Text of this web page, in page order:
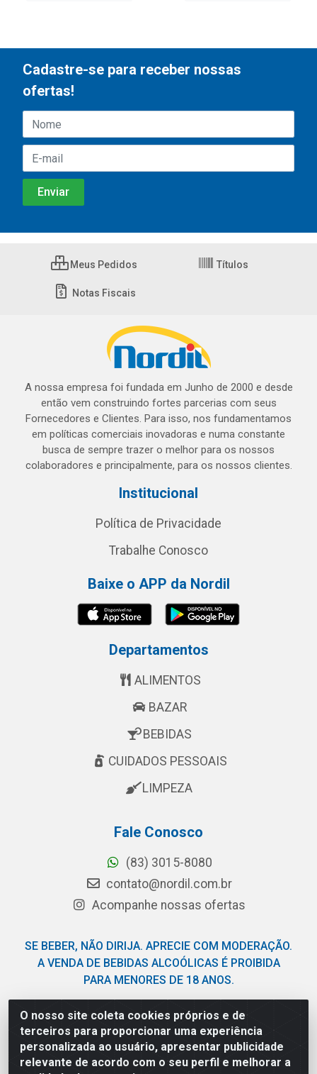
O nosso site coleta cookies próprios e de
terceiros para proporcionar uma experiência
personalizada ao usuário, apresentar publicidade
relevante de acordo com o seu perfil e melhorar a
Cadastre-se para receber nossas
ofertas!
Meus Pedidos Títulos
Notas Fiscais
A nossa empresa foi fundada em Junho de 2000 e desde
então vem construindo fortes parcerias com seus
Fornecedores e Clientes. Para isso, nos fundamentamos
em políticas comerciais inovadoras e numa constante
busca de sempre trazer o melhor para os nossos
colaboradores e principalmente, para os nossos clientes.
Institucional
Política de Privacidade
Trabalhe Conosco
Baixe o APP da Nordil
Departamentos
ALIMENTOS
BAZAR
BEBIDAS
CUIDADOS PESSOAIS
LIMPEZA
Fale Conosco
(83) 3015-8080
contato@nordil.com.br
Acompanhe nossas ofertas
SE BEBER, NÃO DIRIJA. APRECIE COM MODERAÇÃO.
A VENDA DE BEBIDAS ALCOÓLICAS É PROIBIDA
PARA MENORES DE 18 ANOS.
Nordil Distribuidora - Avenida Liberdade, 2738, Bloco F -
Sesi - Bayeux/PB - CEP 58.111-400 - CNPJ
03.775.813/0001-41